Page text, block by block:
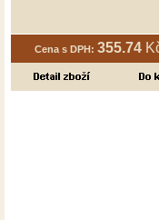
Cena s DPH: 355.74